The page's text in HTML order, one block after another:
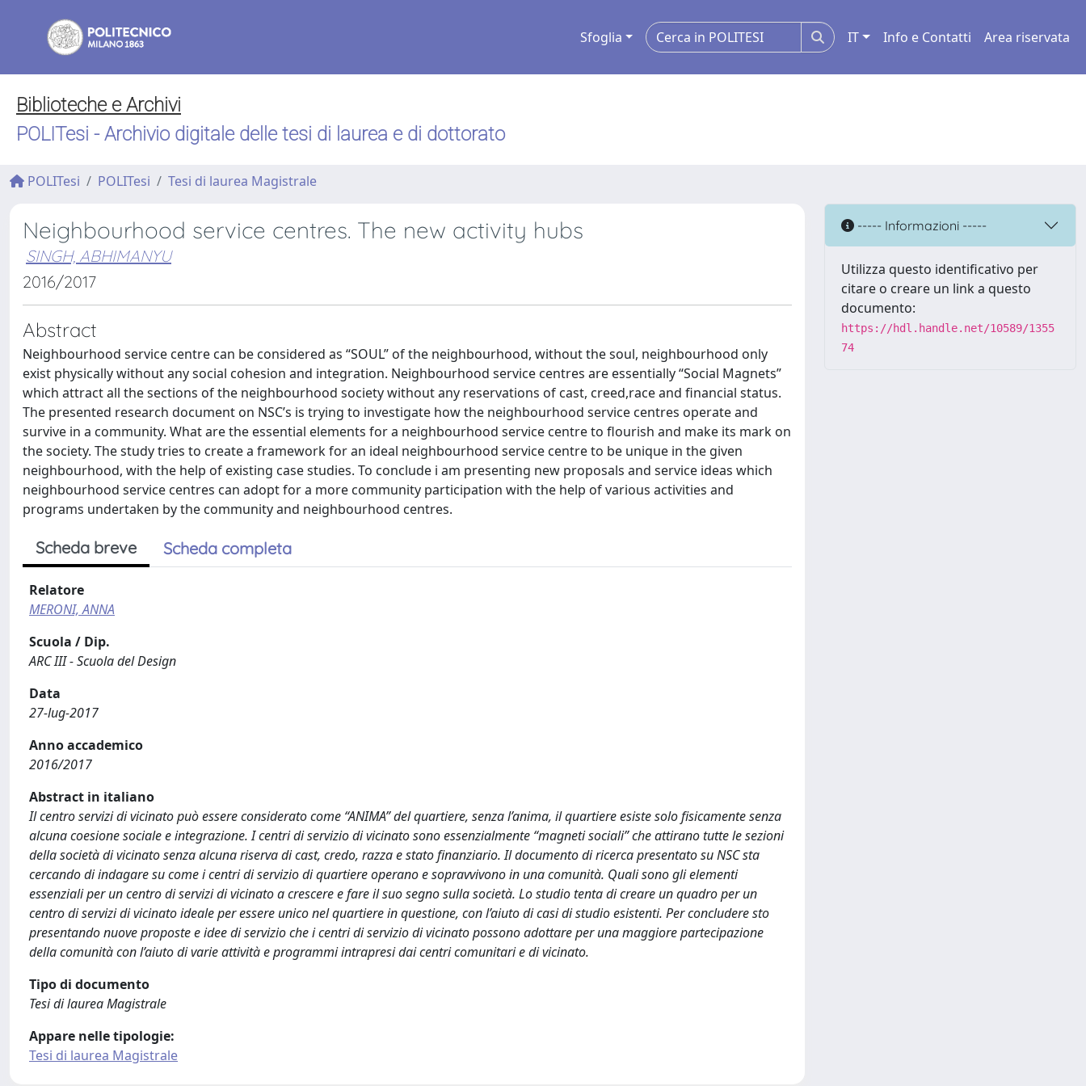
Sfoglia IT Info e Contatti Area riservata
Biblioteche e Archivi
POLITesi - Archivio digitale delle tesi di laurea e di dottorato
POLITesi POLITesi Tesi di laurea Magistrale
Neighbourhood service centres. The new activity hubs
SINGH, ABHIMANYU
2016/2017
Abstract
Neighbourhood service centre can be considered as “SOUL” of the neighbourhood, without the soul, neighbourhood only
exist physically without any social cohesion and integration. Neighbourhood service centres are essentially “Social Magnets”
which attract all the sections of the neighbourhood society without any reservations of cast, creed,race and financial status.
The presented research document on NSC’s is trying to investigate how the neighbourhood service centres operate and
survive in a community. What are the essential elements for a neighbourhood service centre to flourish and make its mark on
the society. The study tries to create a framework for an ideal neighbourhood service centre to be unique in the given
neighbourhood, with the help of existing case studies. To conclude i am presenting new proposals and service ideas which
neighbourhood service centres can adopt for a more community participation with the help of various activities and
programs undertaken by the community and neighbourhood centres.
Scheda breve Scheda completa
Relatore
MERONI, ANNA
Scuola / Dip.
ARC III - Scuola del Design
Data
27-lug-2017
Anno accademico
2016/2017
Abstract in italiano
Il centro servizi di vicinato può essere considerato come “ANIMA” del quartiere, senza l’anima, il quartiere esiste solo fisicamente senza
alcuna coesione sociale e integrazione. I centri di servizio di vicinato sono essenzialmente “magneti sociali” che attirano tutte le sezioni
della società di vicinato senza alcuna riserva di cast, credo, razza e stato finanziario. Il documento di ricerca presentato su NSC sta
cercando di indagare su come i centri di servizio di quartiere operano e sopravvivono in una comunità. Quali sono gli elementi
essenziali per un centro di servizi di vicinato a crescere e fare il suo segno sulla società. Lo studio tenta di creare un quadro per un
centro di servizi di vicinato ideale per essere unico nel quartiere in questione, con l’aiuto di casi di studio esistenti. Per concludere sto
presentando nuove proposte e idee di servizio che i centri di servizio di vicinato possono adottare per una maggiore partecipazione
della comunità con l’aiuto di varie attività e programmi intrapresi dai centri comunitari e di vicinato.
Tipo di documento
Tesi di laurea Magistrale
Appare nelle tipologie:
Tesi di laurea Magistrale
----- Informazioni -----
Utilizza questo identificativo per
citare o creare un link a questo
documento:
https://hdl.handle.net/10589/1355
74